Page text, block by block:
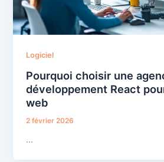
Logiciel
Pourquoi choisir une
développement React
web
2 février 2026
…